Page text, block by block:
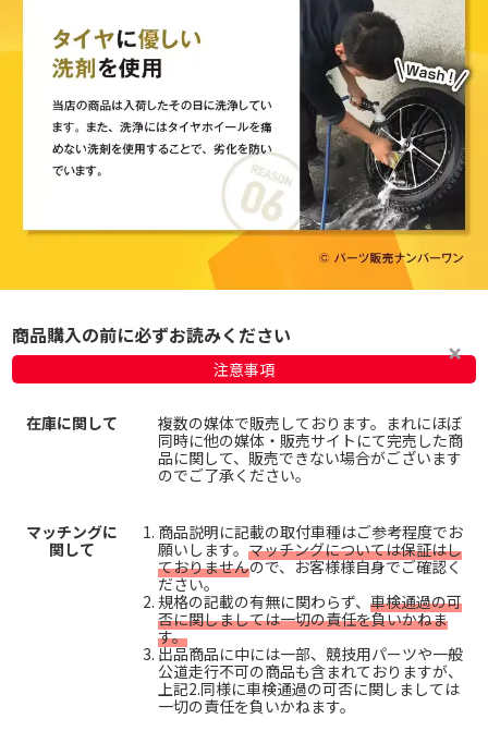
商品購入の前に必ずお読みください
注意事項
在庫に関して
複数の媒体で販売しております。まれにほぼ
同時に他の媒体・販売サイトにて完売した商
品に関して、販売できない場合がございます
のでご了承ください。
マッチングに
関して
商品説明に記載の取付車種はご参考程度でお
願いします。 マッチングについては保証はし
ておりませんので、お客様様自身でご確認く
ださい。
規格の記載の有無に関わらず、 車検通過の可
否に関しましては一切の責任を負いかねま
す。
出品商品に中には一部、競技用パーツや一般
公道走行不可の商品も含まれておりますが、
上記2.同様に車検通過の可否に関しましては
一切の責任を負いかねます。